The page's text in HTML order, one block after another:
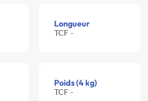
Longueur
TCF -
Poids (4 kg)
TCF -